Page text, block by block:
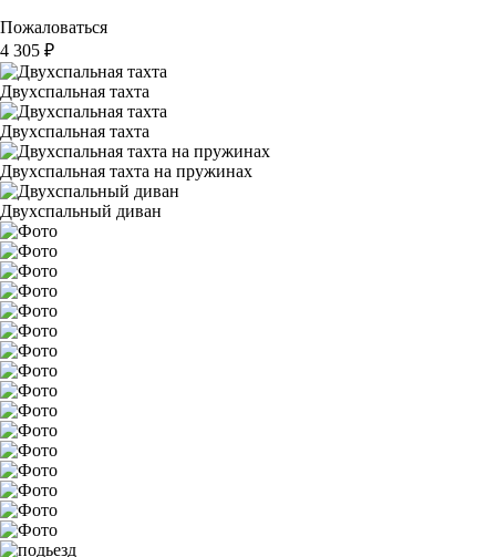
Пожаловаться
4 305 ₽
Двухспальная тахта
Двухспальная тахта
Двухспальная тахта на пружинах
Двухспальный диван